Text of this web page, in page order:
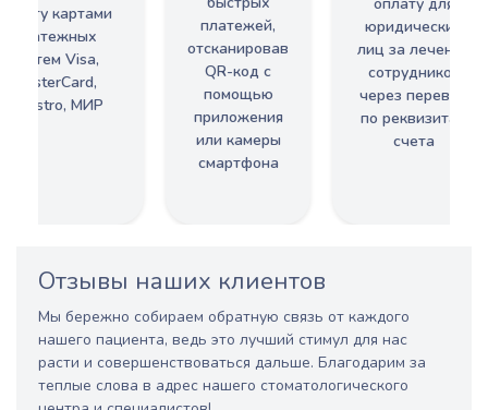
картами
платежных
систем Visa,
MasterCard,
Maestro, МИР
платежей,
отсканировав
QR-код с
помощью
приложения
или камеры
смартфона
юридических
лиц за лечение
сотрудников
через перевод
по реквизитам
счета
Отзывы наших клиентов
Мы бережно собираем обратную связь от каждого
нашего пациента, ведь это лучший стимул для нас
расти и совершенствоваться дальше. Благодарим за
теплые слова в адрес нашего стоматологического